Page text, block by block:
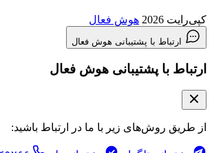
2026 هوش فعال
ارتباط با پشتیبانی هوش فعال
با پشتیبانی هوش فعال
روش‌های زیر با ما در ارتباط باشید: